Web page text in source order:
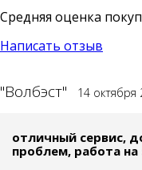
Средняя оценка
Написать отзыв
"Волбэст" 14 октября
отличный сервис,
проблем, работа на